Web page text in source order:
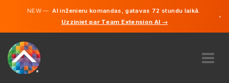
NEW —AI inženieru komandas, gatavas 72 stundu laikā.
Uzziniet par Team Extension AI →
×
Angļu